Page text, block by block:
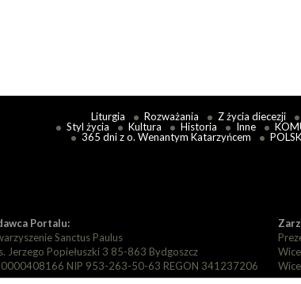
Liturgia Rozważania Z życia diecezji
Styl życia
Kultura Historia Inne
365 dni z o. Wenantym Katarzyńcem
Portalu:
Sanctus Paulus
Jerzego Popiełuszki 3 85-863 Bydgoszcz
0000408166 NIP 953-263-50-63 REGON 341237206